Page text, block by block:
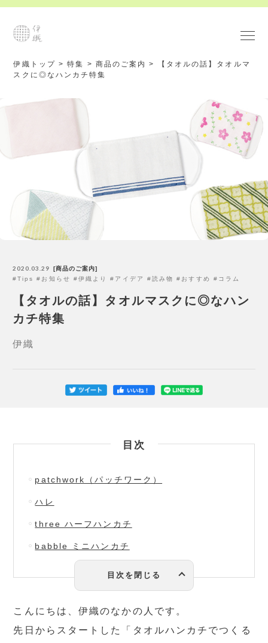
伊織トップ >特集 > 商品のご案内 >
【タオルの話】タオルマ
スクに◎なハンカチ特集
2020.03.29
商品のご案内
Tips
お知らせ 伊織より アイデア 読み物 おすすめ コラム
【タオルの話】タオルマスクに◎なハン
カチ特集
伊織
目次
patchwork（パッチワーク）
ハレ
three ハーフハンカチ
babble ミニハンカチ
こんにちは、伊織のなかの人です。
先日からスタートした「タオルハンカチでつくる